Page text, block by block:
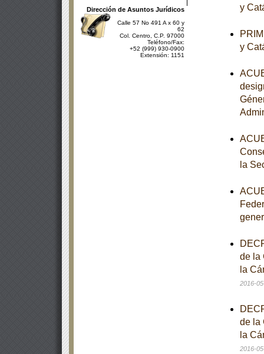
Dirección de Asuntos Jurídicos
Calle 57 No 491 A x 60 y
62
Col. Centro, C.P. 97000
Teléfono/Fax:
+52 (999) 930-0900
Extensión: 1151
y
y
la
de la
la
2016-
de la
la
2016-